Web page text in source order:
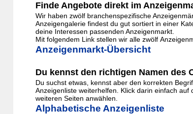
Finde Angebote direkt im
Wir haben zwölf branchenspezifische
Anzeigengalerie findest du gut sortiert in einer
deine Interessen passenden Anzeigenmarkt.
Mit folgendem Link stellen wir alle zwölf
Anzeigenmarkt-Übersicht
Du kennst den richtigen Namen des
Du suchst etwas, kennst aber den korrekten
Anzeigenliste weiterhelfen. Klick darin einfach
weiteren Seiten anwählen.
Alphabetische Anzeigenliste